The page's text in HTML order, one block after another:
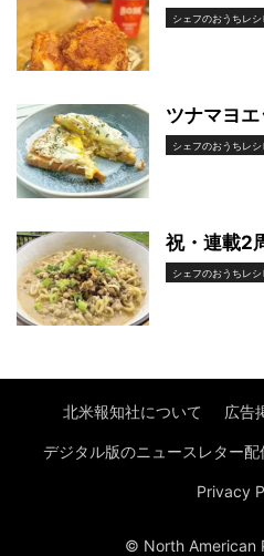
シェフのおうちレシ
ツナマヨ
シェフのおうちレシ
祝・連載2
シェフのおうちレシ
北米報知社について 広告
デジタル版のニュースレター配
Privacy
© North American